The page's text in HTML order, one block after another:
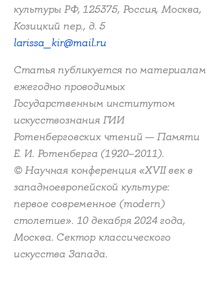
культуры РФ, 125375, Россия, Москва,
Козицкий пер., д. 5
larissa_kir@mail.ru
Статья публикуется по материалам
ежегодно проводимых
Государственным институтом
искусствознания ГИИ
Ротенберговских чтений — Памяти
Е. И. Ротенберга (1920–2011).
© Научная конференция «XVII век в
западноевропейской культуре:
первое современное (modern)
столетие». 10 декабря 2024 года,
Москва. Сектор классического
искусства Запада.